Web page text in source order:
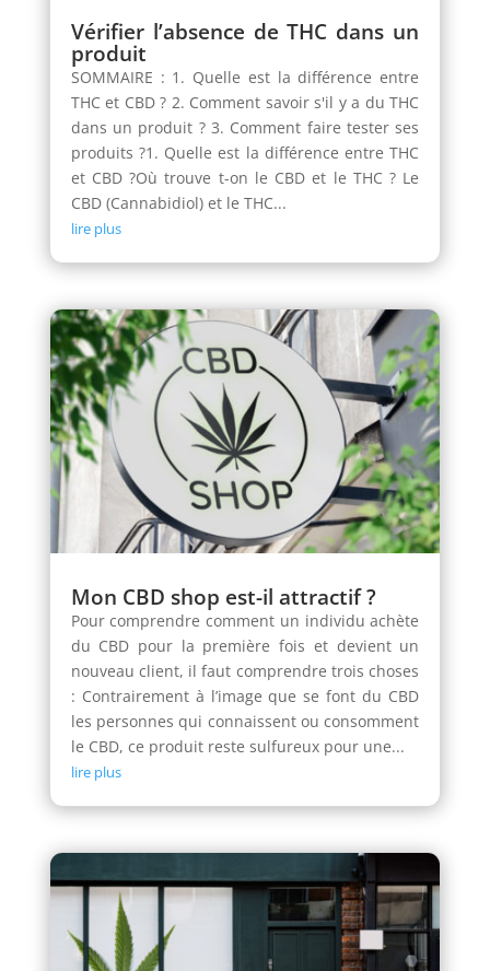
Vérifier l’absence de THC dans un
produit
SOMMAIRE : 1. Quelle est la différence entre
THC et CBD ? 2. Comment savoir s'il y a du THC
dans un produit ? 3. Comment faire tester ses
produits ?1. Quelle est la différence entre THC
et CBD ?Où trouve t-on le CBD et le THC ? Le
CBD (Cannabidiol) et le THC...
lire plus
Mon CBD shop est-il attractif ?
Pour comprendre comment un individu achète
du CBD pour la première fois et devient un
nouveau client, il faut comprendre trois choses
: Contrairement à l’image que se font du CBD
les personnes qui connaissent ou consomment
le CBD, ce produit reste sulfureux pour une...
lire plus